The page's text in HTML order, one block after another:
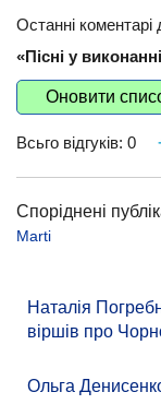
Останні коментарі
«Пісні у
Оновити
Всьго відгуків: 0
Споріднені
Marti
Наталія
віршів про
Ольга